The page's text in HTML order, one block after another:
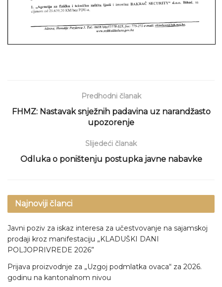
Predhodni članak
FHMZ: Nastavak snježnih padavina uz narandžasto
upozorenje
Slijedeći članak
Odluka o poništenju postupka javne nabavke
Najnoviji članci
Javni poziv za iskaz interesa za učestvovanje na sajamskoj
prodaji kroz manifestaciju „KLADUŠKI DANI
POLJOPRIVREDE 2026”
Prijava proizvodnje za „Uzgoj podmlatka ovaca“ za 2026.
godinu na kantonalnom nivou